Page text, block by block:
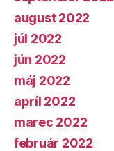
august 2022
júl 2022
jún 2022
máj 2022
apríl 2022
marec 2022
február 2022